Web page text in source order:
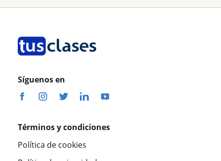
Síguenos en
Términos y condiciones
Política de cookies